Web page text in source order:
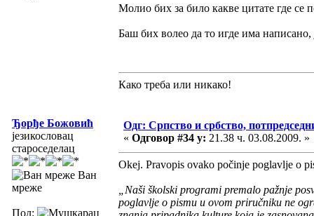
Молио бих за било какве цитате где се
Баш бих волео да то игде има
Како треба или никако!
Ђорђе Божовић
језикословац
староседелац
Ван
мреже
Пол:
Одг: Српство и србство,
« Одговор #34 у: 21.38 ч. 03.08.2009. »
Okej. Pravopis ovako počinje poglavlje o
„Naši školski programi premalo pažnje
poglavlje o pismu u ovom priručniku ne